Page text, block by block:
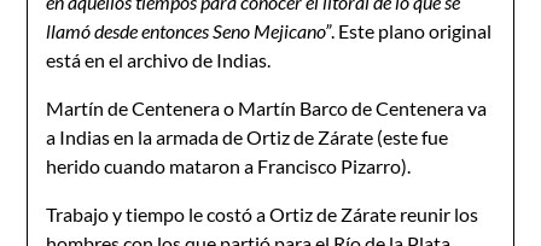
llamó desde entonces Seno Mejicano”. Este plano original
está en el archivo de Indias.
Martín de Centenera o Martín Barco de Centenera va
a Indias en la armada de Ortiz de Zárate (este fue
herido cuando mataron a Francisco Pizarro).
Trabajo y tiempo le costó a Ortiz de Zárate reunir los